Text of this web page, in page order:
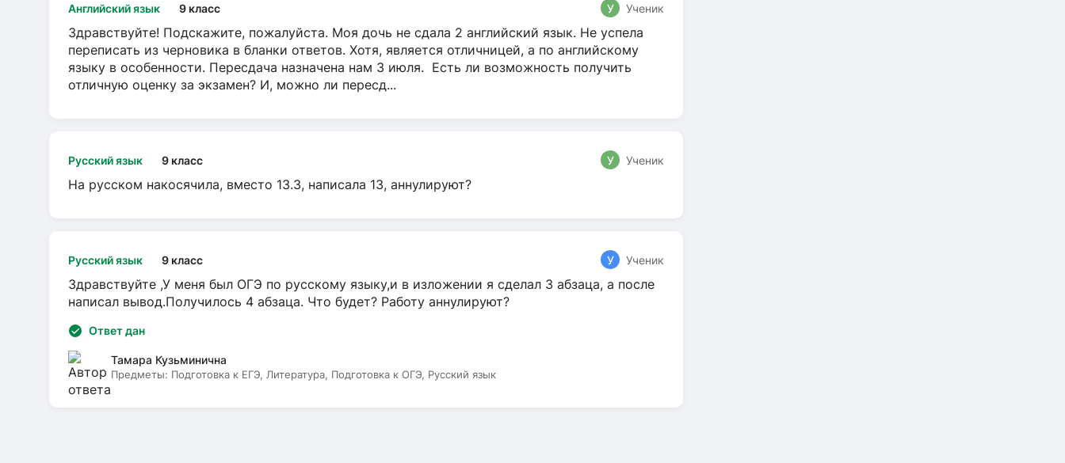
Английский язык 9 класс У Ученик
Здравствуйте! Подскажите, пожалуйста. Моя дочь не сдала 2 английский язык. Не успела
переписать из черновика в бланки ответов. Хотя, является отличницей, а по английскому
языку в особенности. Пересдача назначена нам 3 июля. Есть ли возможность получить
отличную оценку за экзамен? И, можно ли пересд...
Русский язык 9 класс У Ученик
На русском накосячила, вместо 13.3, написала 13, аннулируют?
Русский язык 9 класс У Ученик
Здравствуйте ,У меня был ОГЭ по русскому языку,и в изложении я сделал 3 абзаца, а после
написал вывод.Получилось 4 абзаца. Что будет? Работу аннулируют?
Ответ дан
Тамара Кузьминична
Предметы: Подготовка к ЕГЭ, Литература, Подготовка к ОГЭ, Русский язык